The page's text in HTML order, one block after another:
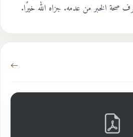
صحة الخبر من عدمه. جزاه الله خيرًا.